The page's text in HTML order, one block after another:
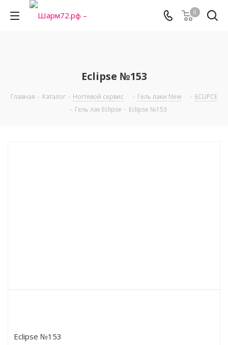
0
Eclipse №153
Главная - Каталог - Ногтевой сервис - Гель лаки New - ECLIPCE
- Гель лак Eclipse - Eclipse №153
Eclipse №153